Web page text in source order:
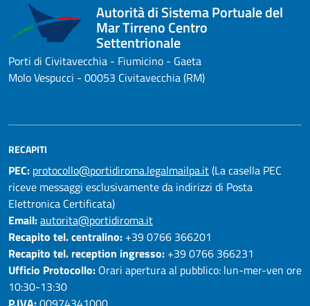
Autorità di Sistema Portuale del
Mar Tirreno Centro
Settentrionale
Porti di Civitavecchia - Fiumicino - Gaeta
Molo Vespucci - 00053 Civitavecchia (RM)
RECAPITI
PEC: protocollo@portidiroma.legalmailpa.it(La casella PEC
riceve messaggi esclusivamente da indirizzi di Posta
Elettronica Certificata)
Email:autorita@portidiroma.it
Recapito tel. centralino: +39 0766 366201
Recapito tel. reception ingresso: +39 0766 366231
Ufficio Protocollo: Orari apertura al pubblico: lun-mer-ven ore
10:30-13:30